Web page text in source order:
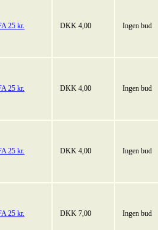
25 kr. DKK 4,00 Ingen bud
25 kr. DKK 4,00 Ingen bud
25 kr. DKK 4,00 Ingen bud
25 kr. DKK 7,00 Ingen bud